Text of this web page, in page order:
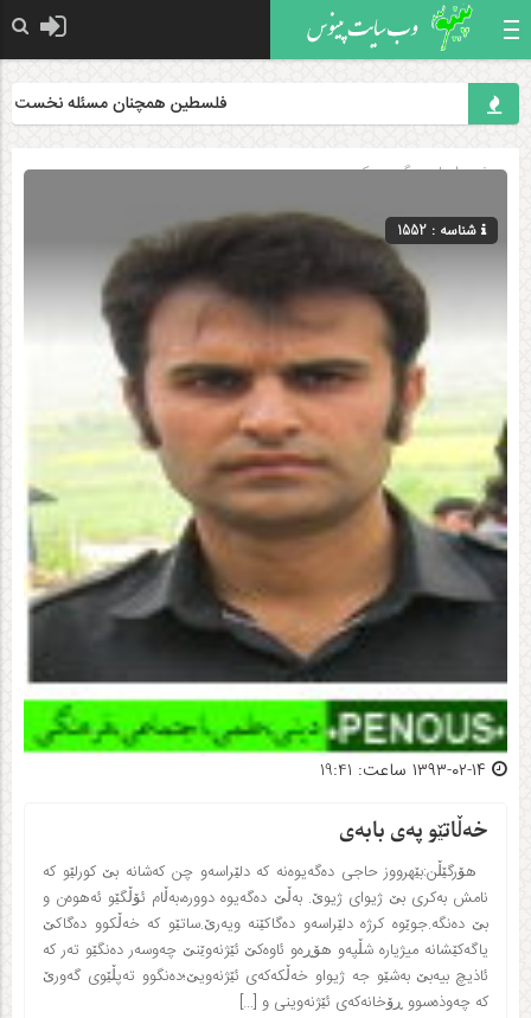
فلسطین همچنان مسئله نخست جهان
صفحه اصلی» گروه »کوردی
شناسه : 1552
خه‌ڵاتێو په‌ی بابه‌ی
هۆرگێڵن:بێهرووز حاجی ده‌گه‌یوه‌نه‌ که دلێراسه‌و چن که‌شانه‌ بێ کورلێو که‌
نامش به‌کری بێ ژیوای ژیوێ. به‌ڵێ ده‌گه‌یوه‌ دووره‌،به‌ڵام ئۆڵگێو ئه‌هوه‌ن و
بێ ده‌نگه‌.جوێوه‌ کرژه‌ دلێراسه‌و ده‌گاکێنه‌ ویه‌رێ.ساتێو که‌ خه‌ڵکوو ده‌گاکێ
یاگه‌کێشانه‌ میژیاره‌ شڵپه‌و هۆڕه‌و ئاوه‌کێ ئێژنه‌وێنێ چه‌وسه‌ر ده‌نگێو ته‌ر که‌
ئاذیچ بیه‌بێ به‌شێو جه‌ ژیواو خه‌ڵکه‌که‌ی ئێژنه‌ویێ؛ده‌نگوو ته‌پڵێوی گه‌ورێ
که‌ چه‌وذه‌سوو ڕۆخانه‌که‌ی ئێژنه‌وینی و […]